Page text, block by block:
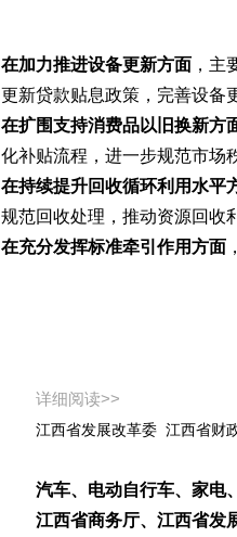
在加力推进设备更新方面 ，主
更新贷款贴息政策，完善设备
在扩围支持消费品以旧换新方
化补贴流程，进一步规范市场
在持续提升回收循环利用水平
规范回收处理，推动资源回收
在充分发挥标准牵引作用方面
详细阅读>>
江西省发展改革委 江西省财
汽车、电动自行车、家电
江西省商务厅、江西省发